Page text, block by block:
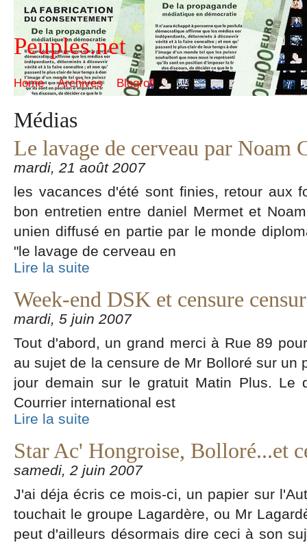
Peuples.net
Home Archives Blogroll
Médias
Le lavage de cerveau par Noam
mardi, 21 août 2007
les vacances d'été sont finies, retour aux
bon entretien entre daniel Mermet et
unien diffusé en partie par le monde
"le lavage de cerveau en
Lire la suite
Week-end DSK et censure
mardi, 5 juin 2007
Tout d'abord, un grand merci à Rue 89
au sujet de la censure de Mr Bolloré sur un
jour demain sur le gratuit Matin Plus. Le
Courrier international est
Lire la suite
Star Ac' Hongroise, Bolloré...et
samedi, 2 juin 2007
J'ai déja écris ce mois-ci, un papier sur
touchait le groupe Lagardère, ou Mr
peut d'ailleurs désormais dire ceci à son